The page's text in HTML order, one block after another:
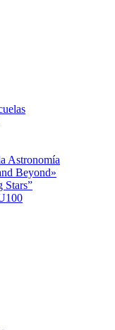
Astronomía
Beyond»
Stars”